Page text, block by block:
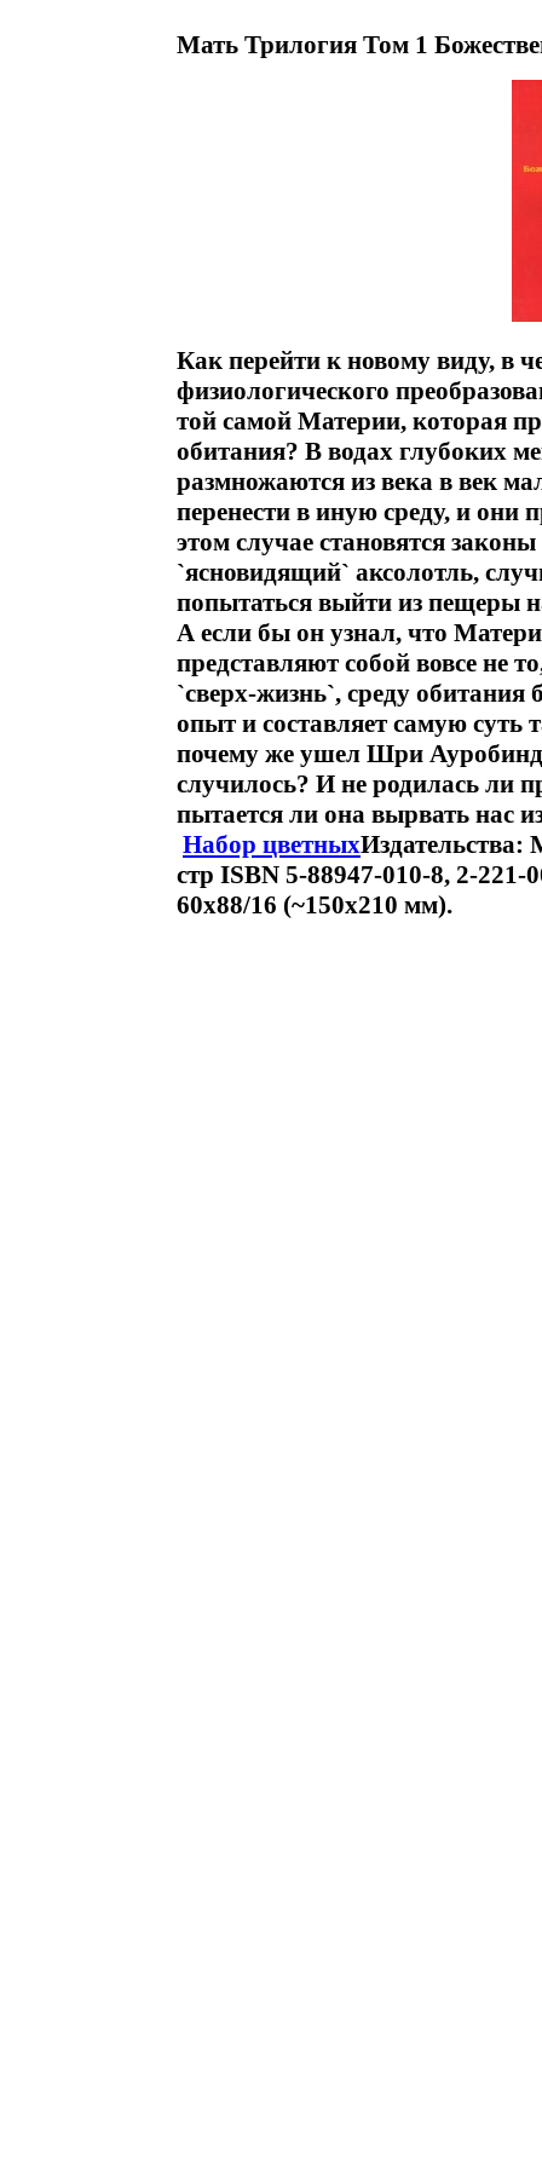
Мать Трилогия Том 1
Как перейти к новому виду, в
физиологического
той самой Материи, которая
обитания? В водах глубоких
размножаются из века в век
перенести в иную среду, и
этом случае становятся
`ясновидящий` аксолотль,
попытаться выйти из пещеры
А если бы он узнал, что
представляют собой вовсе не
`сверх-жизнь`, среду обитания
опыт и составляет самую
почему же ушел Шри
случилось? И не родилась ли
пытается ли она вырвать нас
Набор цветных
стр ISBN 5-88947-010-8, 2-
60x88/16 (~150x210 мм).